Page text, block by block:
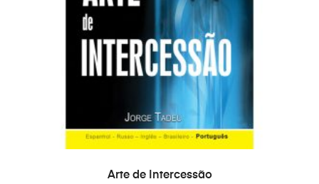
ADAUGĂ ÎN COȘ
Arte de Intercessão